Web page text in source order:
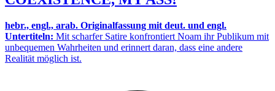
hebr., engl., arab. Originalfassung mit deut. und engl.
Untertiteln: Mit scharfer Satire konfrontiert Noam ihr Publikum mit
unbequemen Wahrheiten und erinnert daran, dass eine andere
Realität möglich ist.